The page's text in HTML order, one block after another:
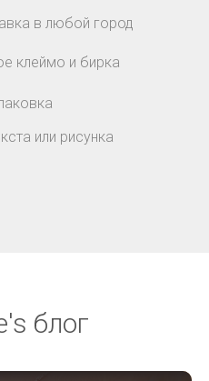
в любой город
или рисунка
клеймо и бирка
блог